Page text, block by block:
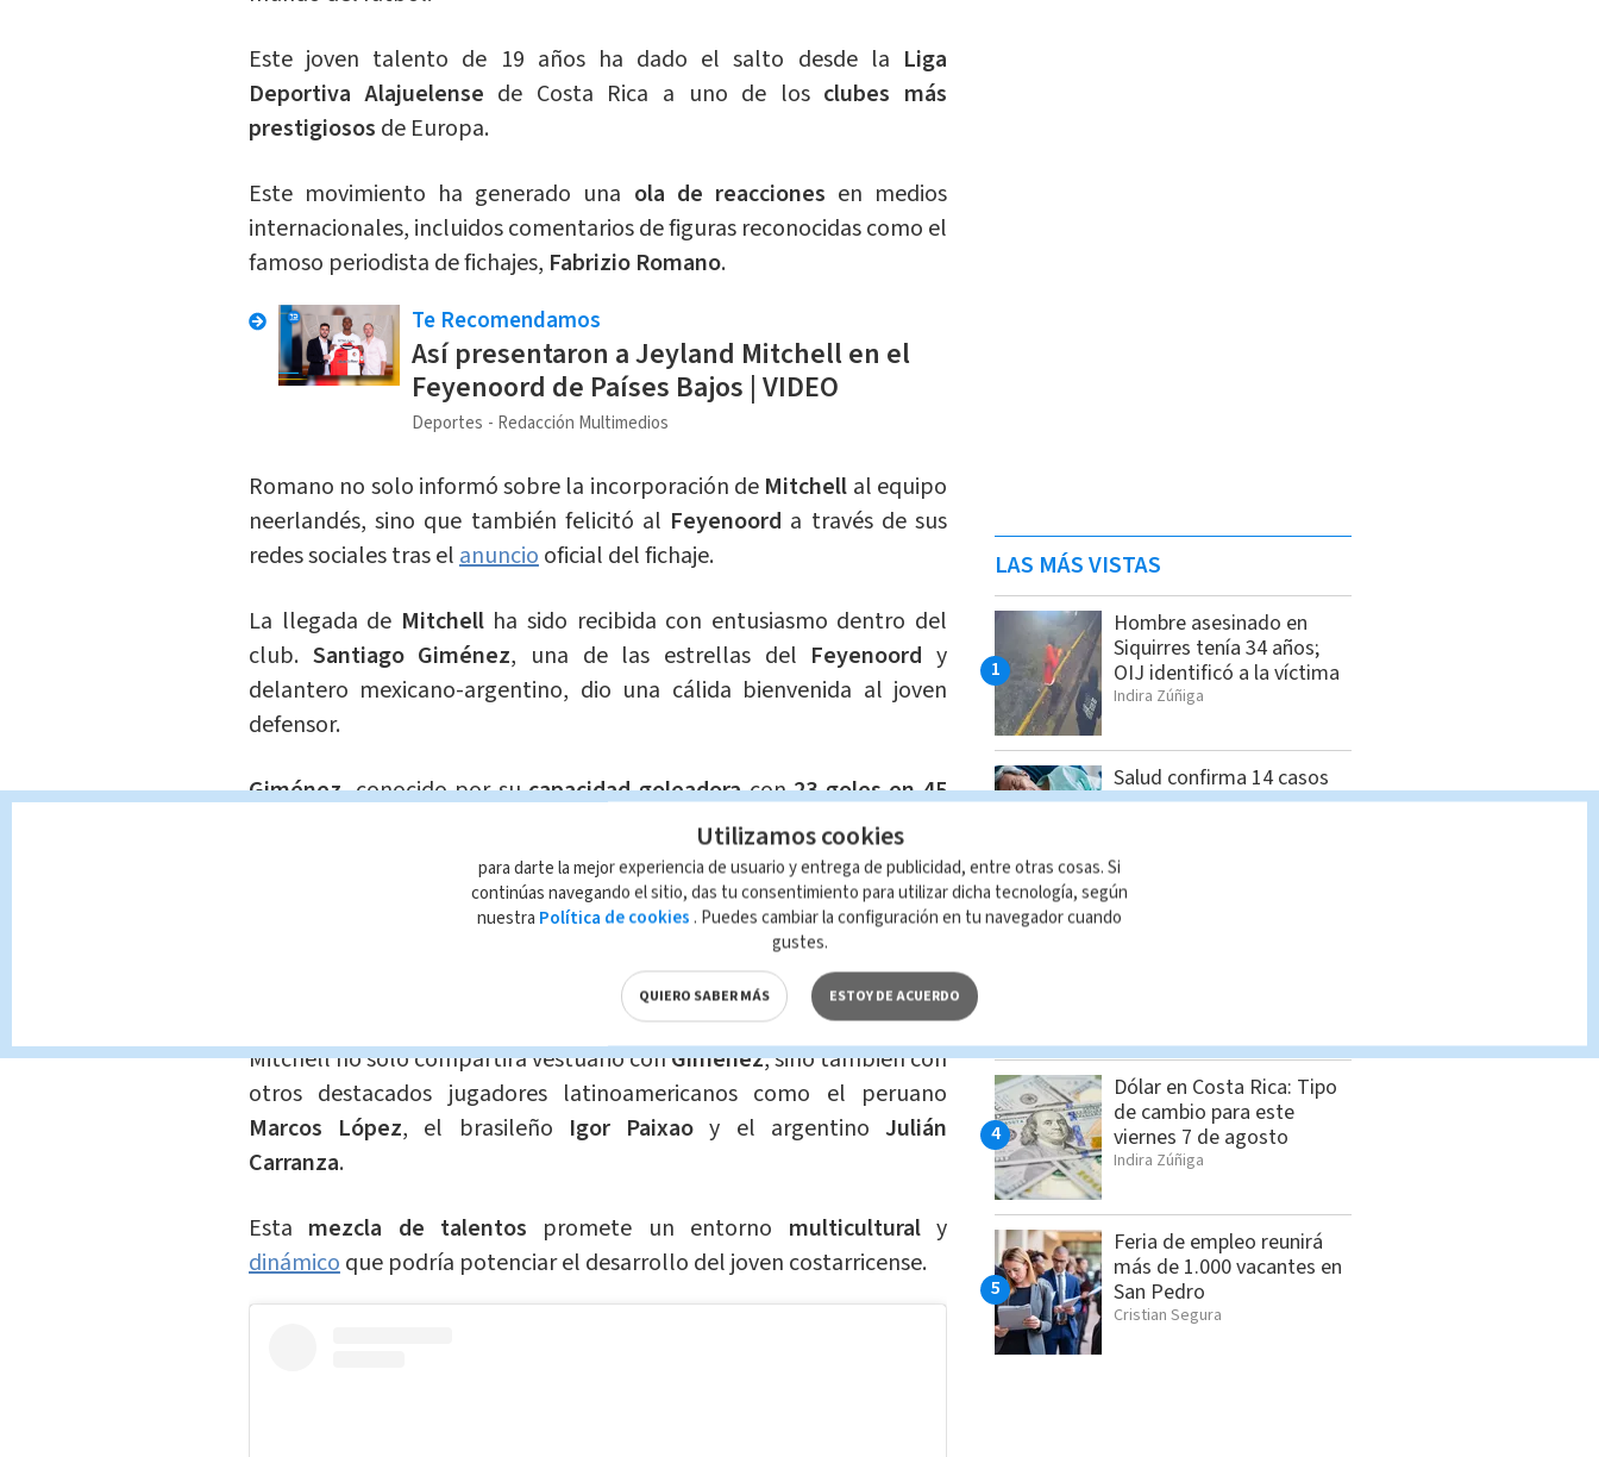
Este joven talento de 19 años ha dado el salto desde la Liga
Deportiva Alajuelense de Costa Rica a uno de losclubes más
prestigiosos de Europa.
Este movimiento ha generado una ola de reacciones en medios
internacionales, incluidos comentarios de figuras reconocidas como el
famoso periodista de fichajes, Fabrizio Romano.
Te Recomendamos
Así presentaron a Jeyland Mitchell en el
Feyenoord de Países Bajos | VIDEO
Deportes Redacción Multimedios
Romano no solo informó sobre la incorporación de Mitchell al equipo
neerlandés, sino que también felicitó al Feyenoord a través de sus
redes sociales tras elanunciooficial del fichaje.
La llegada de Mitchell ha sido recibida con entusiasmo dentro del
club. Santiago Giménez, una de las estrellas del Feyenoord y
delantero mexicano-argentino, dio una cálida bienvenida al joven
defensor.
Giménez, conocido por sucapacidad goleadoracon23 goles en 45
durante la temporada 2022/2023 y26 goles en 41 partidos
en la temporada 2023/2024, mostró su apoyo a Mitchell comentando
en redes sociales del club:"¡Claroooo hermanooo!".
y la camaradería en el
Mitchell no solo compartirá vestuario conGiménez, sino también con
otros destacados jugadores latinoamericanos como el peruano
Marcos López, el brasileño Igor Paixao y el argentino Julián
Carranza.
Esta mezcla de talentos promete un entorno multiculturaly
dinámicoque podría potenciar el desarrollo del joven costarricense.
LAS MÁS VISTAS
Hombre asesinado en
Siquirres tenía 34 años;
OIJ identificó a la víctima
Indira Zúñiga
Salud confirma 14 casos
de hepatitis A y mantiene
Pronóstico del tiempo
Dólar en Costa Rica: Tipo
de cambio para este
viernes 7 de agosto
Indira Zúñiga
Feria de empleo reunirá
más de 1.000 vacantes en
San Pedro
Cristian Segura
Utilizamos cookies
para darte la mejor experiencia de usuario y entrega de publicidad, entre otras cosas. Si
continúas navegando el sitio, das tu consentimiento para utilizar dicha tecnología, según
nuestra Política de cookies . Puedes cambiar la configuración en tu navegador cuando
gustes.
QUIERO SABER MÁS ESTOY DE ACUERDO